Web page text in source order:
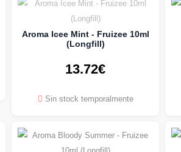
Aroma Icee Mint - Fruizee 10ml
(Longfill)
13.72€
Sin stock temporalmente